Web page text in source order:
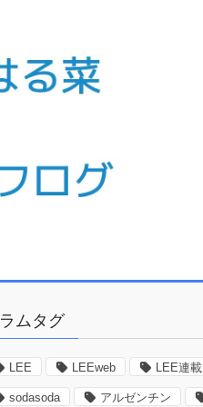
ムタグ
LEE LEEweb LEE連載
sodasoda アルゼンチン